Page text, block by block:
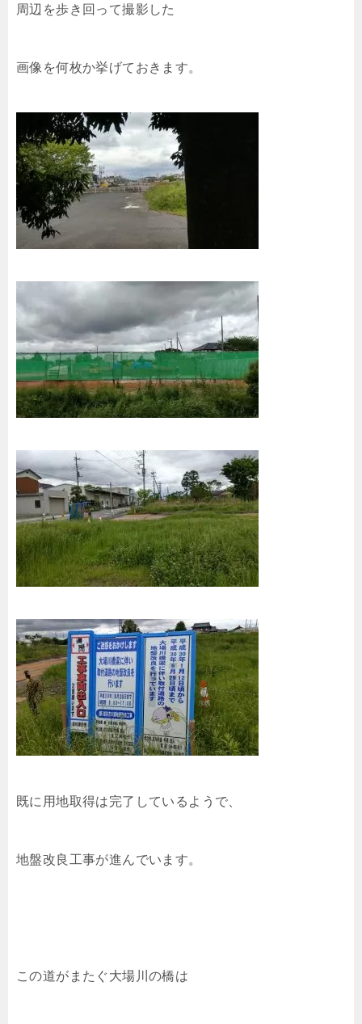
周辺を歩き回って撮影した
画像を何枚か挙げておきます。
既に用地取得は完了しているようで、
地盤改良工事が進んでいます。
この道がまたぐ大場川の橋は